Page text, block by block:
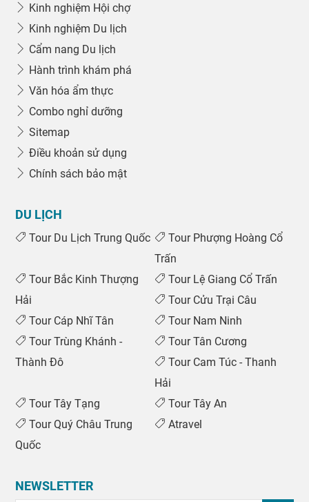
Kinh nghiệm Hội chợ
Kinh nghiệm Du lịch
Cẩm nang Du lịch
Hành trình khám phá
Văn hóa ẩm thực
Combo nghỉ dưỡng
Sitemap
Điều khoản sử dụng
Chính sách bảo mật
DU LỊCH
Tour Du Lịch Trung Quốc
Tour Phượng Hoàng Cổ
Trấn
Tour Bắc Kinh Thượng
Hải
Tour Lệ Giang Cổ Trấn
Tour Cửu Trại Câu
Tour Cáp Nhĩ Tân
Tour Nam Ninh
Tour Trùng Khánh -
Thành Đô
Tour Tân Cương
Tour Cam Túc - Thanh
Hải
Tour Tây Tạng
Tour Tây An
Tour Quý Châu Trung
Quốc
Atravel
NEWSLETTER